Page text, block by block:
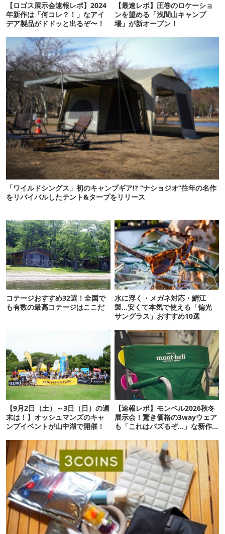
【ロゴス展示会速報レポ】2024
年新作は「何コレ？！」なアイ
デア製品がドドッと出るぞ〜！
【最速レポ】圧巻のロケーショ
ンを望める「浅間山キャンプ
場」が新オープン！
「ワイルドシングス」初のキャンプギア!? “ナショジオ”往年の名作
をリバイバルしたテント&タープをリリース
コテージおすすめ32選！全国で
も有数の最高コテージはここだ
水に浮く・メガネ対応・鯖江
製…安くて本気で使える「偏光
サングラス」おすすめ10選
【9月2日（土）～3日（日）の週
末は！】オッシュマンズのキャ
ンプイベントが山中湖で開催！
【速報レポ】モンベル2026秋冬
展示会！驚き価格の3wayウェア
も「これはバズるぞ…」な新作